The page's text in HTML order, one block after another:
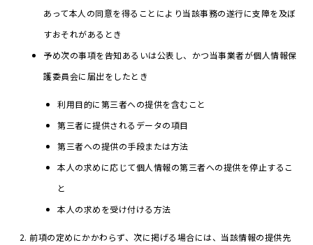
あって本人の同意を得ることにより当該事務の遂行に支障を及ぼ
すおそれがあるとき
予め次の事項を告知あるいは公表し、かつ当事業者が個人情報保
護委員会に届出をしたとき
利用目的に第三者への提供を含むこと
第三者に提供されるデータの項目
第三者への提供の手段または方法
本人の求めに応じて個人情報の第三者への提供を停止するこ
と
本人の求めを受け付ける方法
前項の定めにかかわらず、次に掲げる場合には、当該情報の提供先